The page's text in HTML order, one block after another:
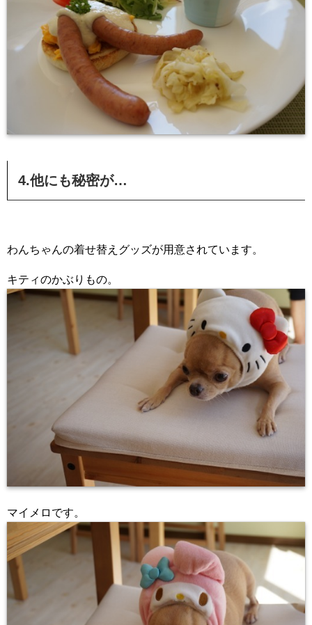
4.他にも秘密が…
わんちゃんの着せ替えグッズが用意されています。
キティのかぶりもの。
マイメロです。